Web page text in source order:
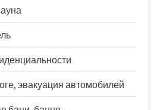
эвакуация автомобилей